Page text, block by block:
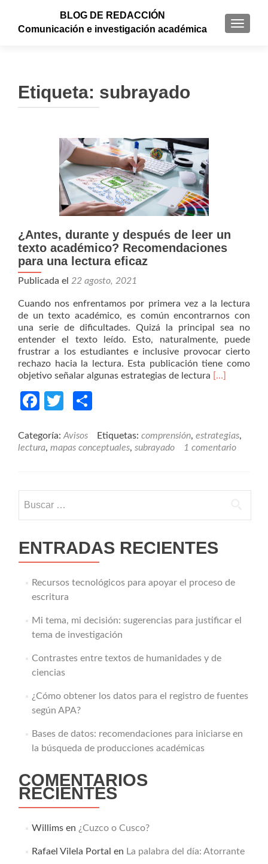
BLOG DE REDACCIÓN
Comunicación e investigación académica
Etiqueta: subrayado
¿Antes, durante y después de leer un
texto académico? Recomendaciones
para una lectura eficaz
Publicada el 22 agosto, 2021
Cuando nos enfrentamos por primera vez a la lectura
de un texto académico, es común encontrarnos con
una serie de dificultades. Quizá la principal sea no
entender el texto leído. Esto, naturalmente, puede
frustrar a los estudiantes e inclusive provocar cierto
rechazo hacia la lectura. Esta publicación tiene como
objetivo señalar algunas estrategias de lectura Read
y
después
una
lectura
[…]
Facebook
Twitter
Categoría: Avisos Etiquetas: comprensión, estrategias,
lectura, mapas conceptuales, subrayado 1 comentario
ENTRADAS RECIENTES
Recursos tecnológicos para apoyar el proceso de
escritura
Mi tema, mi decisión: sugerencias para justificar el
tema de investigación
Contrastes entre textos de humanidades y de
ciencias
¿Cómo obtener los datos para el registro de fuentes
según APA?
Bases de datos: recomendaciones para iniciarse en
la búsqueda de producciones académicas
COMENTARIOS
RECIENTES
Willimsen ¿Cuzco o Cusco?
Rafael Vilela Portal en La palabra del día: Atorrante